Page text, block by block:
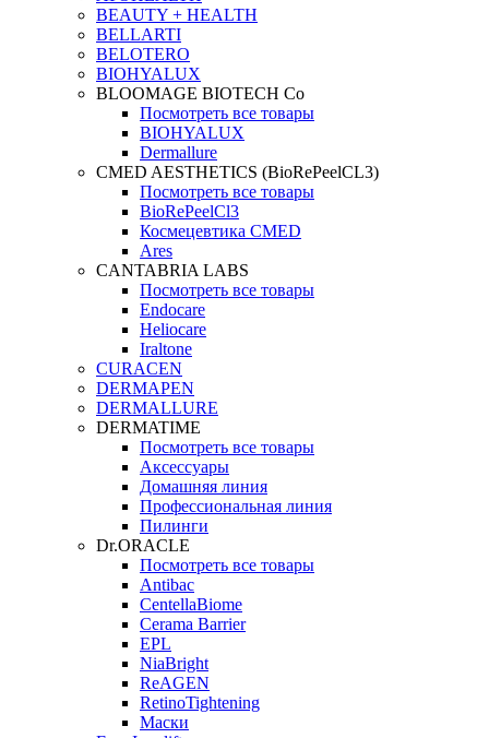
BEAUTY + HEALTH
BELLARTI
BELOTERO
BIOHYALUX
BLOOMAGE BIOTECH Co
Посмотреть все товары
BIOHYALUX
Dermallure
CMED AESTHETICS (BioRePeelCL3)
Посмотреть все товары
BioRePeelCl3
Космецевтика CMED
Ares
CANTABRIA LABS
Посмотреть все товары
Endocare
Heliocare
Iraltone
CURACEN
DERMAPEN
DERMALLURE
DERMATIME
Посмотреть все товары
Аксессуары
Домашняя линия
Профессиональная линия
Пилинги
Dr.ORACLE
Посмотреть все товары
Antibac
CentellaBiome
Cerama Barrier
EPL
NiaBright
ReAGEN
RetinoTightening
Маски